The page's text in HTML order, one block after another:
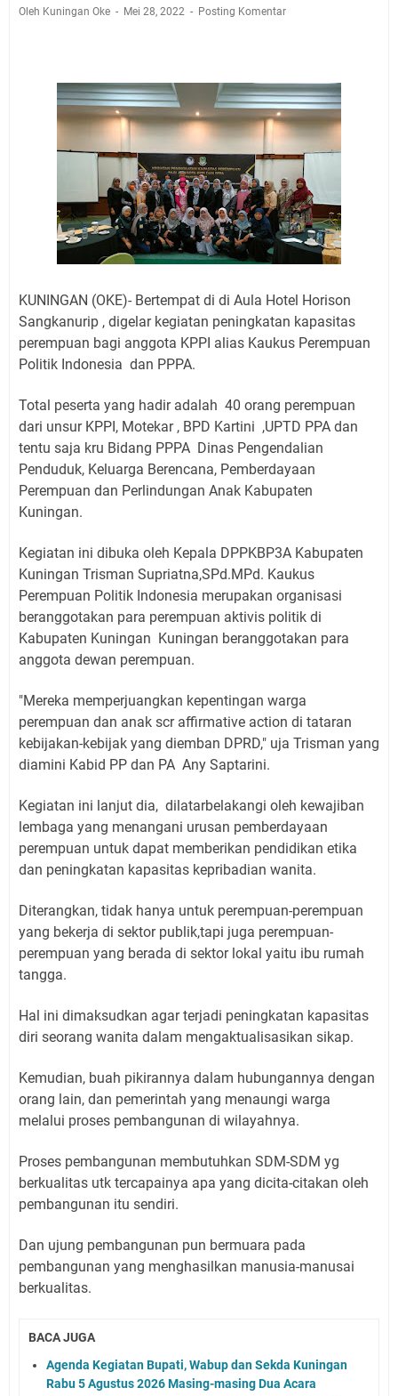
Polres Kuningan dan PAM Tirta Kamuning Salurakan
12 Ribu Liter
Uniku Jadi Tuan Rumah Pendampingan Penyusunan
Dokumen SPMI
Sudahkah Kita Merdeka Dari Hawa Nafsu?
Info Sembako di Pasar Kepuh Kuningan Kamis 6
Agustus 2026, Daging Naik, Telur Turun
Agenda Kegiatan Bupati Kuningan Jumat 7 Agustus
2026 Ada Tiga, Tapi yang Bakal Dihadiri Hanya Satu
Oleh Kuningan Oke Mei 28, 2022 Posting Komentar
KUNINGAN (OKE)- Bertempat di di Aula Hotel Horison
Sangkanurip , digelar kegiatan peningkatan kapasitas
perempuan bagi anggota KPPI alias Kaukus Perempuan
Politik Indonesia dan PPPA.
Total peserta yang hadir adalah 40 orang perempuan
dari unsur KPPI, Motekar , BPD Kartini ,UPTD PPA dan
tentu saja kru Bidang PPPA Dinas Pengendalian
Penduduk, Keluarga Berencana, Pemberdayaan
Perempuan dan Perlindungan Anak Kabupaten
Kuningan.
Kegiatan ini dibuka oleh Kepala DPPKBP3A Kabupaten
Kuningan Trisman Supriatna,SPd.MPd. Kaukus
Perempuan Politik Indonesia merupakan organisasi
beranggotakan para perempuan aktivis politik di
Kabupaten Kuningan Kuningan beranggotakan para
anggota dewan perempuan.
"Mereka memperjuangkan kepentingan warga
perempuan dan anak scr affirmative action di tataran
kebijakan-kebijak yang diemban DPRD," uja Trisman yang
diamini Kabid PP dan PA Any Saptarini.
Kegiatan ini lanjut dia, dilatarbelakangi oleh kewajiban
lembaga yang menangani urusan pemberdayaan
perempuan untuk dapat memberikan pendidikan etika
dan peningkatan kapasitas kepribadian wanita.
Diterangkan, tidak hanya untuk perempuan-perempuan
yang bekerja di sektor publik,tapi juga perempuan-
perempuan yang berada di sektor lokal yaitu ibu rumah
tangga.
Hal ini dimaksudkan agar terjadi peningkatan kapasitas
diri seorang wanita dalam mengaktualisasikan sikap.
Kemudian, buah pikirannya dalam hubungannya dengan
orang lain, dan pemerintah yang menaungi warga
melalui proses pembangunan di wilayahnya.
Proses pembangunan membutuhkan SDM-SDM yg
berkualitas utk tercapainya apa yang dicita-citakan oleh
pembangunan itu sendiri.
Dan ujung pembangunan pun bermuara pada
pembangunan yang menghasilkan manusia-manusai
berkualitas.
BACA JUGA
Agenda Kegiatan Bupati, Wabup dan Sekda Kuningan
Rabu 5 Agustus 2026 Masing-masing Dua Acara